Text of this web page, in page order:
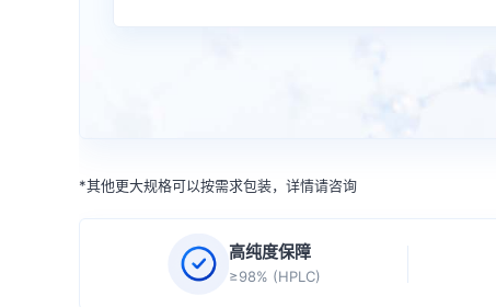
*其他更大规格可以按需求包装，详情请咨询
高纯度保障
≥98% (HPLC)